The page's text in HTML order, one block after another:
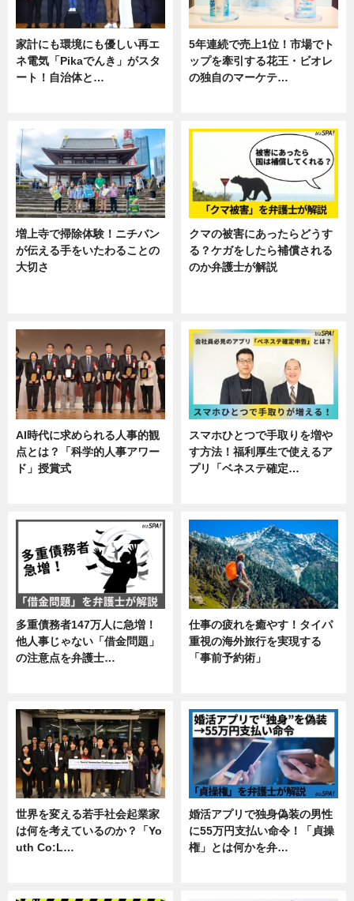
家計にも環境にも優しい再エ
ネ電気「Pikaでんき」がスタ
ート！自治体と…
5年連続で売上1位！市場でト
ップを牽引する花王・ビオレ
の独自のマーケテ…
増上寺で掃除体験！ニチバン
が伝える手をいたわることの
大切さ
クマの被害にあったらどうす
る？ケガをしたら補償される
のか弁護士が解説
AI時代に求められる人事的観
点とは？「科学的人事アワー
ド」授賞式
スマホひとつで手取りを増や
す方法！福利厚生で使えるア
プリ「ベネステ確定…
多重債務者147万人に急増！
他人事じゃない「借金問題」
の注意点を弁護士…
仕事の疲れを癒やす！タイパ
重視の海外旅行を実現する
「事前予約術」
世界を変える若手社会起業家
は何を考えているのか？「Yo
uth Co:L…
婚活アプリで独身偽装の男性
に55万円支払い命令！「貞操
権」とは何かを弁…